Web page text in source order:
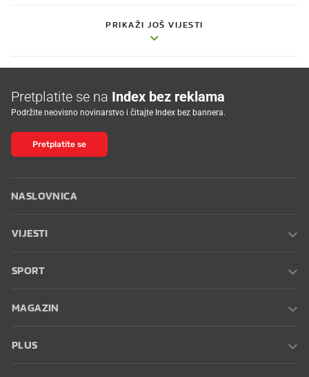
PRIKAŽI JOŠ VIJESTI
Pretplatite se na Index bez reklama
Podržite neovisno novinarstvo i čitajte Index bez bannera.
Pretplatite se
NASLOVNICA
VIJESTI
SPORT
MAGAZIN
PLUS